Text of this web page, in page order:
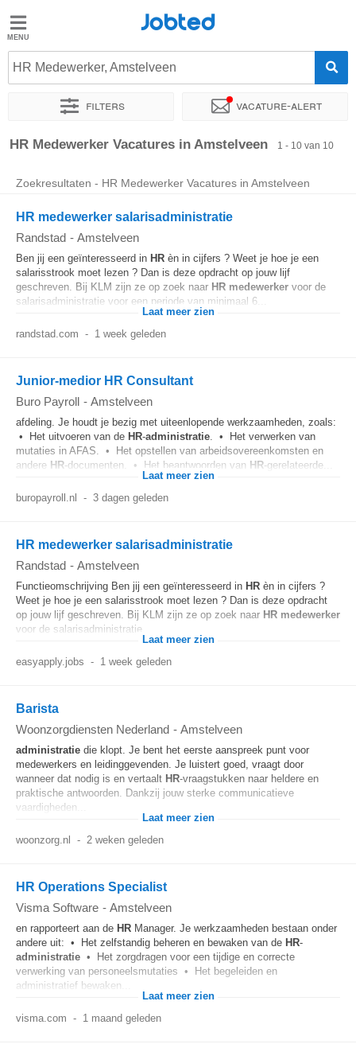
Jobted
Vacatures
Salarissen
Jobted
HR Medewerker, Amstelveen
Filters Vacature-alert
Sorteer op Exacte locatie Bedrijf Uitzendbureau
HR Medewerker Vacatures in Amstelveen 1 - 10 van 10
Zoekresultaten - HR Medewerker Vacatures in Amstelveen
HR medewerker salarisadministratie
Randstad - Amstelveen
Ben jij een geïnteresseerd in HR èn in cijfers ? Weet je hoe je een
salarisstrook moet lezen ? Dan is deze opdracht op jouw lijf
geschreven. Bij KLM zijn ze op zoek naar HR medewerker voor de
salarisadministratie voor een periode van minimaal 6...
Laat meer zien
randstad.com - 1 week geleden
Junior-medior HR Consultant
Buro Payroll - Amstelveen
afdeling. Je houdt je bezig met uiteenlopende werkzaamheden, zoals:
• Het uitvoeren van de HR-administratie. • Het verwerken van
mutaties in AFAS. • Het opstellen van arbeidsovereenkomsten en
andere HR-documenten. • Het beantwoorden van HR-gerelateerde...
Laat meer zien
buropayroll.nl - 3 dagen geleden
HR medewerker salarisadministratie
Randstad - Amstelveen
Functieomschrijving Ben jij een geïnteresseerd in HR èn in cijfers ?
Weet je hoe je een salarisstrook moet lezen ? Dan is deze opdracht
op jouw lijf geschreven. Bij KLM zijn ze op zoek naar HR medewerker
voor de salarisadministratie...
Laat meer zien
easyapply.jobs - 1 week geleden
Barista
Woonzorgdiensten Nederland - Amstelveen
administratie die klopt. Je bent het eerste aanspreek punt voor
medewerkers en leidinggevenden. Je luistert goed, vraagt door
wanneer dat nodig is en vertaalt HR-vraagstukken naar heldere en
praktische antwoorden. Dankzij jouw sterke communicatieve
vaardigheden...
Laat meer zien
woonzorg.nl - 2 weken geleden
HR Operations Specialist
Visma Software - Amstelveen
en rapporteert aan de HR Manager. Je werkzaamheden bestaan onder
andere uit: • Het zelfstandig beheren en bewaken van de HR-
administratie • Het zorgdragen voor een tijdige en correcte
verwerking van personeelsmutaties • Het begeleiden en
administratief bewaken...
Laat meer zien
visma.com - 1 maand geleden